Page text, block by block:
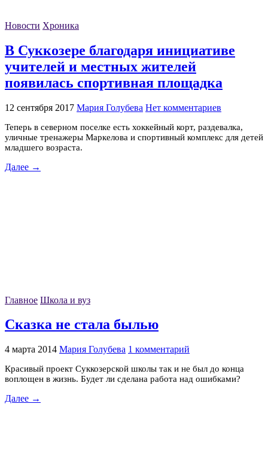
Новости Хроника
В Суккозере благодаря инициативе
учителей и местных жителей
появилась спортивная площадка
12 сентября 2017 Мария Голубева Нет комментариев
Теперь в северном поселке есть хоккейный корт, раздевалка,
уличные тренажеры Маркелова и спортивный комплекс для детей
младшего возраста.
Далее →
Главное Школа и вуз
Сказка не стала былью
4 марта 2014 Мария Голубева 1 комментарий
Красивый проект Суккозерской школы так и не был до конца
воплощен в жизнь. Будет ли сделана работа над ошибками?
Далее →